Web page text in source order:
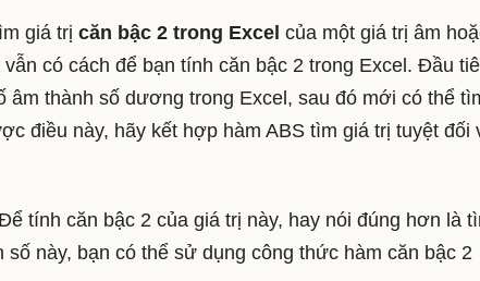
giá trị căn bậc 2 trong Excel của một giá trị âm
có cách để bạn tính căn bậc 2 trong Excel. Đầu
âm thành số dương trong Excel, sau đó mới có thể
điều này, hãy kết hợp hàm ABS tìm giá trị tuyệt đối
tính căn bậc 2 của giá trị này, hay nói đúng hơn là
này, bạn có thể sử dụng công thức hàm căn bậc 2